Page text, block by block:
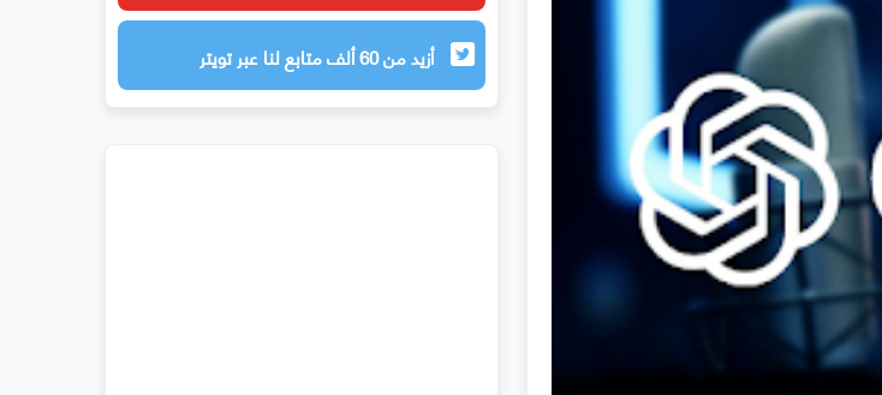
أزيد من 60 ألف متابع لنا عبر تويتر